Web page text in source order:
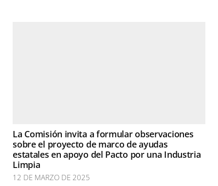
La Comisión invita a formular observaciones
sobre el proyecto de marco de ayudas
estatales en apoyo del Pacto por una Industria
Limpia
12 DE MARZO DE 2025